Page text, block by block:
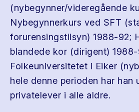
(nybegynner/videregående
Nybegynnerkurs ved SFT
forurensingstilsyn) 1988-92;
blandede kor (dirigent)
Folkeuniversitetet i Eiker
hele denne perioden har han
privatelever i alle aldre.